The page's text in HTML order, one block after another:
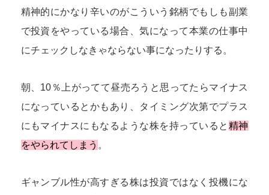
精神的にかなり辛いのがこういう銘柄でもしも副業
で投資をやっている場合、気になって本業の仕事中
にチェックしなきゃならない事になったりする。
朝、10％上がってて昼売ろうと思ってたらマイナス
になっているとかもあり、タイミング次第でプラス
にもマイナスにもなるような株を持っていると 精神
をやられてしまう 。
ギャンブル性が高すぎる株は投資ではなく投機にな